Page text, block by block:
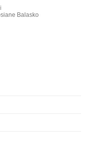
Balasko